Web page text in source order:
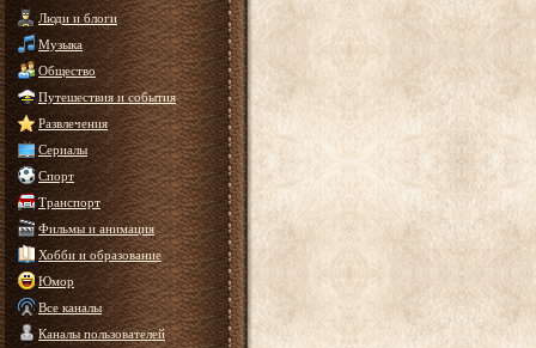
Люди и блоги
Музыка
Общество
Путешествия и события
Развлечения
Сериалы
Спорт
Транспорт
Фильмы и анимация
Хобби и образование
Юмор
Все каналы
Каналы пользователей